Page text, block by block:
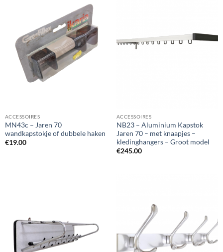
ACCESSOIRES
MN43c – Jaren 70
wandkapstokje of dubbele haken
€19.00
ACCESSOIRES
NB23 – Aluminium Kapstok
Jaren 70 – met knaapjes –
kledinghangers – Groot model
€245.00